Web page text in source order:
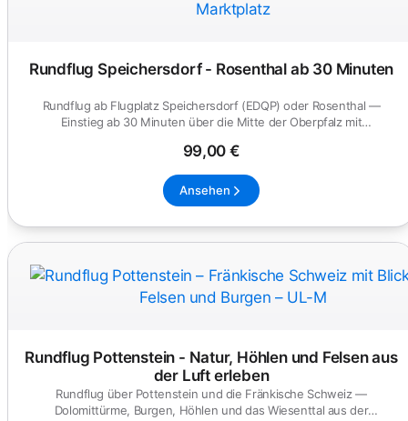
Rundflug Speichersdorf - Rosenthal ab 30 Minuten
Rundflug ab Flugplatz Speichersdorf (EDQP) oder Rosenthal —
Einstieg ab 30 Minuten über die Mitte der Oberpfalz mit
99,00 €
Ansehen
Rundflug Pottenstein - Natur, Höhlen und Felsen aus
der Luft erleben
Rundflug über Pottenstein und die Fränkische Schweiz —
Dolomittürme, Burgen, Höhlen und das Wiesenttal aus der